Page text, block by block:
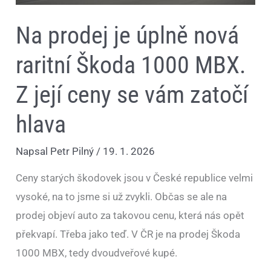
Na prodej je úplně nová
raritní Škoda 1000 MBX.
Z její ceny se vám zatočí
hlava
Napsal Petr Pilný / 19. 1. 2026
Ceny starých škodovek jsou v České republice velmi
vysoké, na to jsme si už zvykli. Občas se ale na
prodej objeví auto za takovou cenu, která nás opět
překvapí. Třeba jako teď. V ČR je na prodej Škoda
1000 MBX, tedy dvoudveřové kupé.
hlava